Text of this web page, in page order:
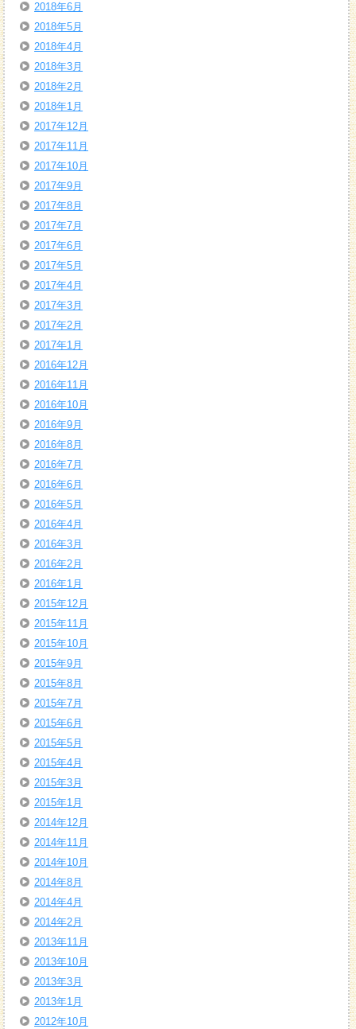
2018年6月
2018年5月
2018年4月
2018年3月
2018年2月
2018年1月
2017年12月
2017年11月
2017年10月
2017年9月
2017年8月
2017年7月
2017年6月
2017年5月
2017年4月
2017年3月
2017年2月
2017年1月
2016年12月
2016年11月
2016年10月
2016年9月
2016年8月
2016年7月
2016年6月
2016年5月
2016年4月
2016年3月
2016年2月
2016年1月
2015年12月
2015年11月
2015年10月
2015年9月
2015年8月
2015年7月
2015年6月
2015年5月
2015年4月
2015年3月
2015年1月
2014年12月
2014年11月
2014年10月
2014年8月
2014年4月
2014年2月
2013年11月
2013年10月
2013年3月
2013年1月
2012年10月